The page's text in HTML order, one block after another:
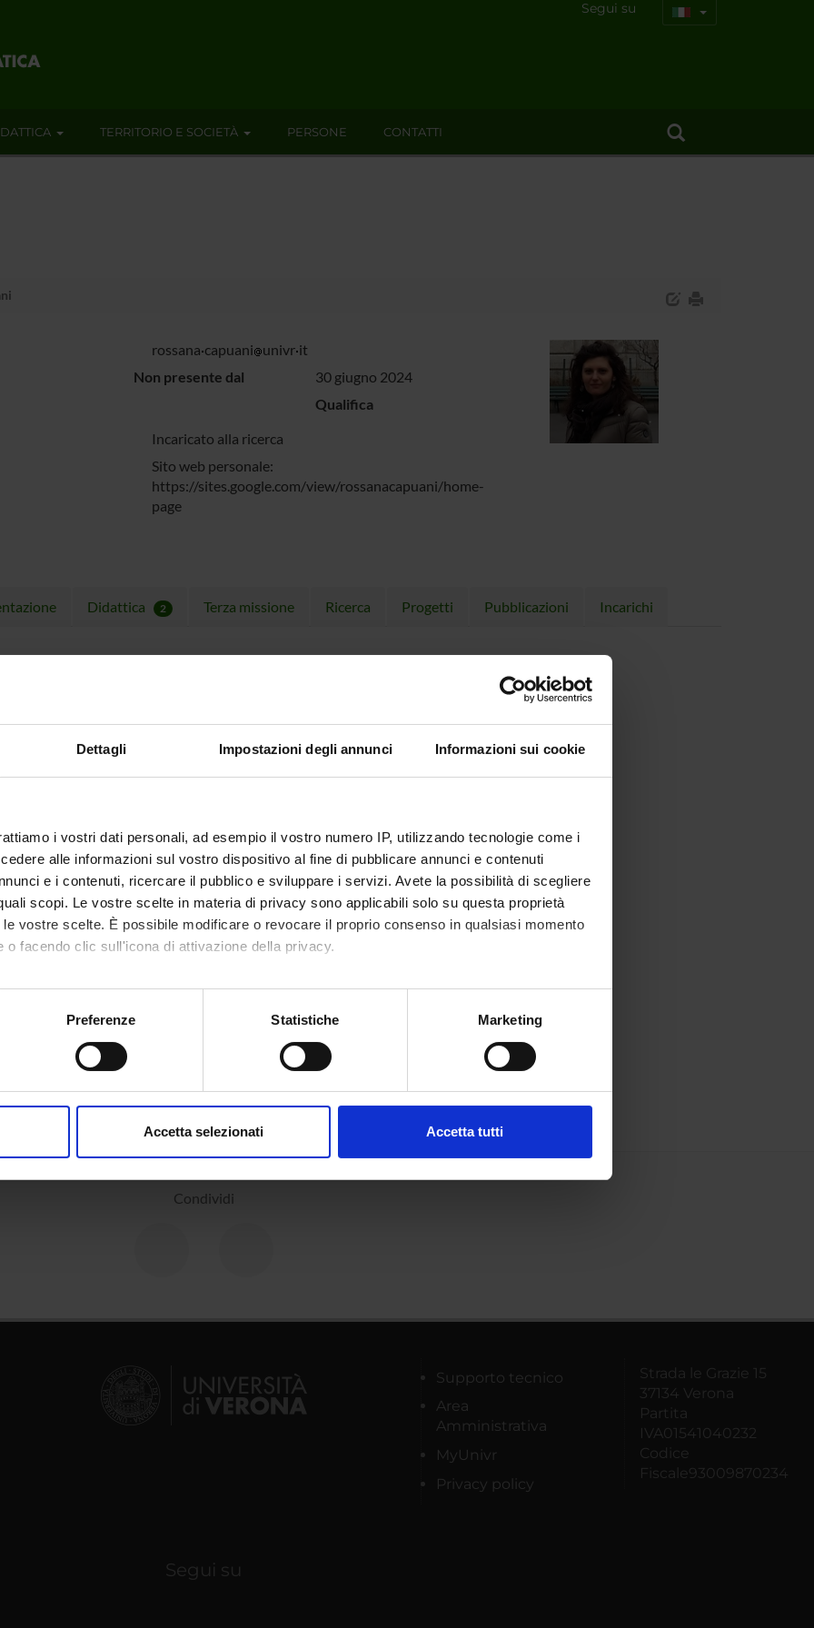
Dettagli Impostazioni degli annunci Informazioni sui cookie
i vostri dati personali, ad esempio il vostro numero IP, utilizzando tecnologie come i
alle informazioni sul vostro dispositivo al fine di pubblicare annunci e contenuti
e i contenuti, ricercare il pubblico e sviluppare i servizi. Avete la possibilità di scegliere
scopi. Le vostre scelte in materia di privacy sono applicabili solo su questa proprietà
vostre scelte. È possibile modificare o revocare il proprio consenso in qualsiasi momento
o facendo clic sull'icona di attivazione della privacy.
anche:
sulla tua posizione geografica, con un'approssimazione di qualche metro,
in qualsiasi momento dalla Dichiarazione sui cookie.
e social media, i quali potrebbero combinarle con altre informazioni che hai fornito loro o
Preferenze Statistiche Marketing
Accetta selezionati Accetta tutti
Segui su
TERRITORIO E SOCIETÀ PERSONE CONTATTI
rossana capuani univr it
Non presente dal
30 giugno 2024
Qualifica
Incaricato alla ricerca
Sito web personale:
https://sites.google.com/view/rossanacapuani/home-
page
Didattica 2 Terza missione Ricerca Progetti Pubblicazioni Incarichi
Condividi
Supporto tecnico
Area
Amministrativa
MyUnivr
Privacy policy
Strada le Grazie 15
37134 Verona
Partita
IVA01541040232
Codice
Fiscale93009870234
Segui su